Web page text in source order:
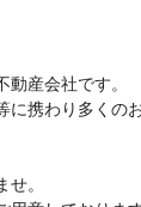
産会社です。
に携わり多くの
。